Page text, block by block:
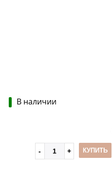
В наличии
КУПИТЬ